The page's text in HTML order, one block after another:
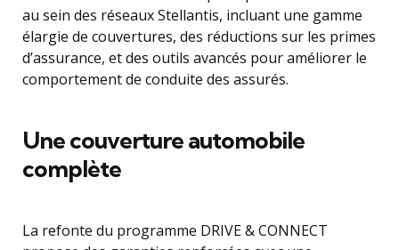
au sein des réseaux Stellantis, incluant une gamme
élargie de couvertures, des réductions sur les primes
d’assurance, et des outils avancés pour améliorer le
comportement de conduite des assurés.
Une couverture automobile
complète
La refonte du programme DRIVE & CONNECT